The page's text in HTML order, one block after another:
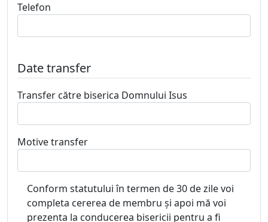
Telefon
Date transfer
Transfer către biserica Domnului Isus
Motive transfer
Conform statutului în termen de 30 de zile voi
completa cererea de membru şi apoi mă voi
prezenta la conducerea bisericii pentru a fi